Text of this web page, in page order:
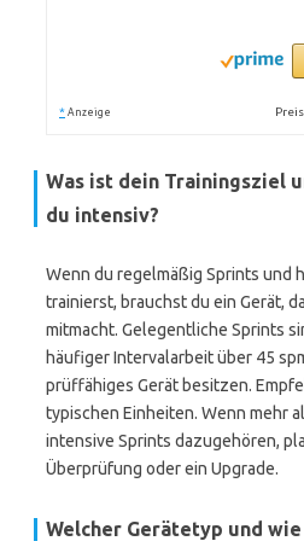
* Anzeige
Was ist dein Trainingsziel
du intensiv?
Wenn du regelmäßig Sprints und
trainierst, brauchst du ein Gerät,
mitmacht. Gelegentliche Sprints
häufiger Intervalarbeit über 45
prüffähiges Gerät besitzen.
typischen Einheiten. Wenn mehr
intensive Sprints dazugehören,
Überprüfung oder ein Upgrade.
Welcher Gerätetyp und